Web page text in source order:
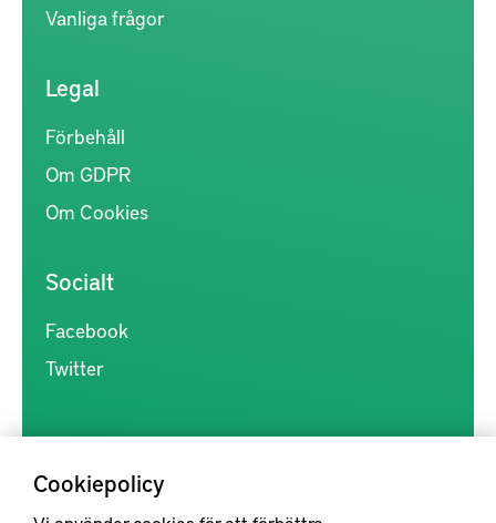
Cookiepolicy
Vanliga frågor
Legal
Förbehåll
Om GDPR
Om Cookies
Socialt
Facebook
Twitter